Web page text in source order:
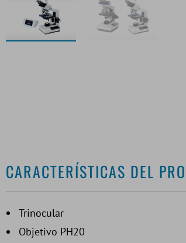
CARACTERÍSTICAS DEL
Trinocular
Objetivo PH20